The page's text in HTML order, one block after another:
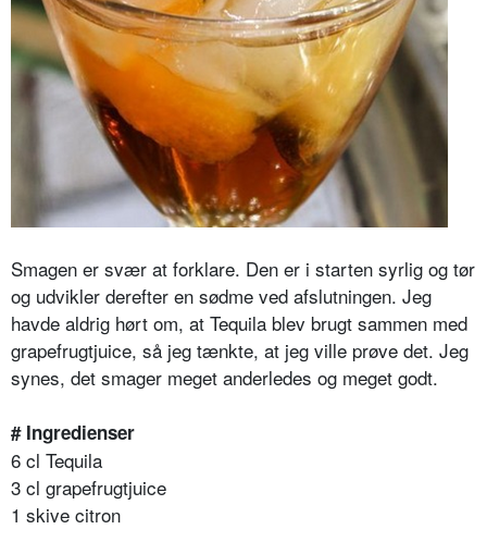
Smagen er svær at forklare. Den er i starten syrlig og tør
og udvikler derefter en sødme ved afslutningen. Jeg
havde aldrig hørt om, at Tequila blev brugt sammen med
grapefrugtjuice, så jeg tænkte, at jeg ville prøve det. Jeg
synes, det smager meget anderledes og meget godt.
# Ingredienser
6 cl Tequila
3 cl grapefrugtjuice
1 skive citron